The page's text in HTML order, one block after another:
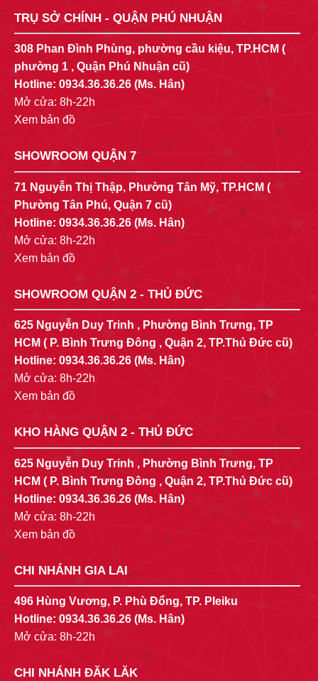
TRỤ SỞ CHÍNH - QUẬN PHÚ NHUẬN
308 Phan Đình Phùng, phường cầu kiệu, TP.HCM (
phường 1 , Quận Phú Nhuận cũ)
Hotline: 0934.36.36.26 (Ms. Hân)
Mở cửa: 8h-22h
Xem bản đồ
SHOWROOM QUẬN 7
71 Nguyễn Thị Thập, Phường Tân Mỹ, TP.HCM (
Phường Tân Phú, Quận 7 cũ)
Hotline: 0934.36.36.26 (Ms. Hân)
Mở cửa: 8h-22h
Xem bản đồ
SHOWROOM QUẬN 2 - THỦ ĐỨC
625 Nguyễn Duy Trinh , Phường Bình Trưng, TP
HCM ( P. Bình Trưng Đông , Quận 2, TP.Thủ Đức cũ)
Hotline: 0934.36.36.26 (Ms. Hân)
Mở cửa: 8h-22h
Xem bản đồ
KHO HÀNG QUẬN 2 - THỦ ĐỨC
625 Nguyễn Duy Trinh , Phường Bình Trưng, TP
HCM ( P. Bình Trưng Đông , Quận 2, TP.Thủ Đức cũ)
Hotline: 0934.36.36.26 (Ms. Hân)
Mở cửa: 8h-22h
Xem bản đồ
CHI NHÁNH GIA LAI
496 Hùng Vương, P. Phù Đổng, TP. Pleiku
Hotline: 0934.36.36.26 (Ms. Hân)
Mở cửa: 8h-22h
CHI NHÁNH ĐĂK LĂK